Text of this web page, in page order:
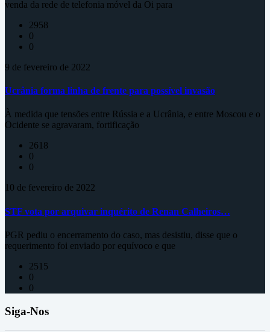
venda da rede de telefonia móvel da Oi para
2958
0
0
9 de fevereiro de 2022
Ucrânia forma linha de frente para possível invasão
À medida que tensões entre Rússia e a Ucrânia, e entre Moscou e o
Ocidente se agravaram, fortificação
2618
0
0
10 de fevereiro de 2022
STF vota por arquivar inquérito de Renan Calheiros…
PGR pediu o encerramento do caso, mas desistiu, disse que o
requerimento foi enviado por equívoco e que
2515
0
0
Siga-Nos